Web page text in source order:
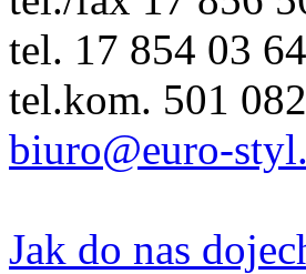
tel. 17 854 03 64
tel.kom. 501
biuro@euro-
Jak do nas